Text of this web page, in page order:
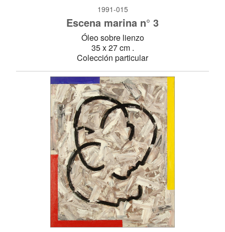
1991-015
Escena marina n° 3
Óleo sobre lienzo
35 x 27 cm .
Colección particular